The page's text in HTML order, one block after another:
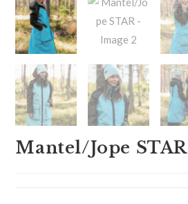
Mantel/Jope STAR